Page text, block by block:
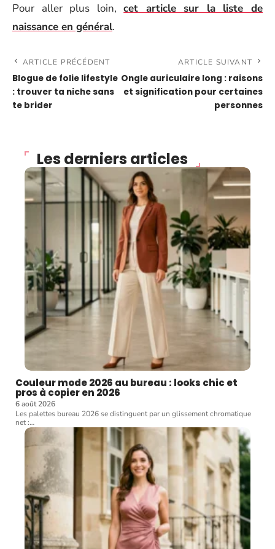
Pour aller plus loin,cet article sur la liste de
naissance en général.
ARTICLE PRÉCÉDENT
Blogue de folie lifestyle
: trouver ta niche sans
te brider
ARTICLE SUIVANT
Ongle auriculaire long : raisons
et signification pour certaines
personnes
Les derniers articles
Couleur mode 2026 au bureau : looks chic et
pros à copier en 2026
6 août 2026
Les palettes bureau 2026 se distinguent par un glissement chromatique
net :…